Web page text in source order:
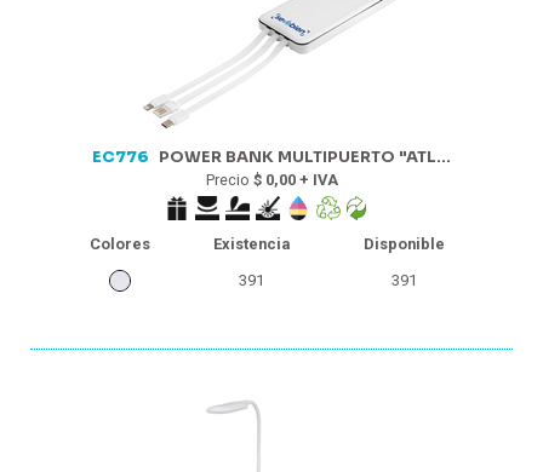
EC776 POWER BANK MULTIPUERTO "ATL...
Precio $ 0,00 + IVA
Colores Existencia
Disponible
391
391